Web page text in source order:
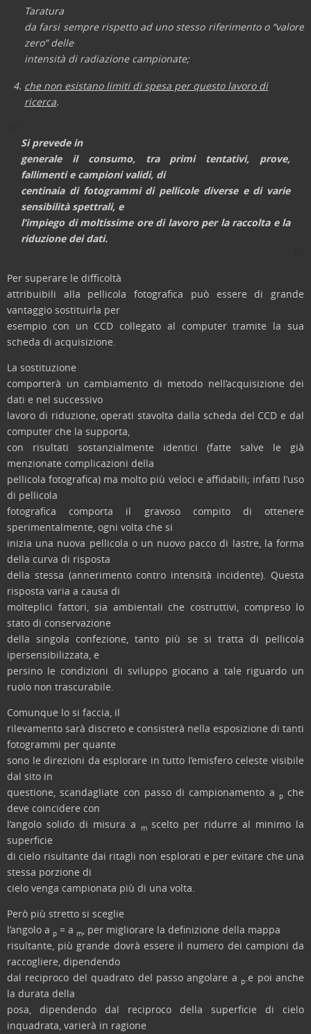
Taratura
da farsi sempre rispetto ad uno stesso riferimento o “valore
zero” delle
intensità di radiazione campionate;
che non esistano limiti di spesa per questo lavoro di
ricerca.
Si prevede in
generale il consumo, tra primi tentativi, prove,
fallimenti e campioni validi, di
centinaia di fotogrammi di pellicole diverse e di varie
sensibilità spettrali, e
l’impiego di moltissime ore di lavoro per la raccolta e la
riduzione dei dati.
Per superare le difficoltà
attribuibili alla pellicola fotografica può essere di grande
vantaggio sostituirla per
esempio con un CCD collegato al computer tramite la sua
scheda di acquisizione.
La sostituzione
comporterà un cambiamento di metodo nell’acquisizione dei
dati e nel successivo
lavoro di riduzione, operati stavolta dalla scheda del CCD e dal
computer che la supporta,
con risultati sostanzialmente identici (fatte salve le già
menzionate complicazioni della
pellicola fotografica) ma molto più veloci e affidabili; infatti l’uso
di pellicola
fotografica comporta il gravoso compito di ottenere
sperimentalmente, ogni volta che si
inizia una nuova pellicola o un nuovo pacco di lastre, la forma
della curva di risposta
della stessa (annerimento contro intensità incidente). Questa
risposta varia a causa di
molteplici fattori, sia ambientali che costruttivi, compreso lo
stato di conservazione
della singola confezione, tanto più se si tratta di pellicola
ipersensibilizzata, e
persino le condizioni di sviluppo giocano a tale riguardo un
ruolo non trascurabile.
Comunque lo si faccia, il
rilevamento sarà discreto e consisterà nella esposizione di tanti
fotogrammi per quante
sono le direzioni da esplorare in tutto l’emisfero celeste visibile
dal sito in
questione, scandagliate con passo di campionamento a
pche
deve coincidere con
l’angolo solido di misura a
mscelto per ridurre al minimo la
superficie
di cielo risultante dai ritagli non esplorati e per evitare che una
stessa porzione di
cielo venga campionata più di una volta.
Però più stretto si sceglie
l’angolo a p = a m, per migliorare la definizione della mappa
risultante, più grande dovrà essere il numero dei campioni da
raccogliere, dipendendo
dal reciproco del quadrato del passo angolare a p.e poi anche
la durata della
posa, dipendendo dal reciproco della superficie di cielo
inquadrata, varierà in ragione